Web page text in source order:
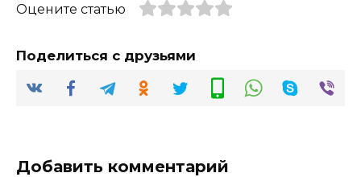
Оцените статью
Поделиться с друзьями
Добавить комментарий